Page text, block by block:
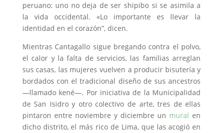
peruano: uno no deja de ser shipibo si se asimila a
la vida occidental. «Lo importante es llevar la
identidad en el corazón”, dicen.
Mientras Cantagallo sigue bregando contra el polvo,
el calor y la falta de servicios, las familias arreglan
sus casas, las mujeres vuelven a producir bisutería y
bordados con el tradicional diseño de sus ancestros
—llamado kené—. Por iniciativa de la Municipalidad
de San Isidro y otro colectivo de arte, tres de ellas
pintaron entre noviembre y diciembre un mural en
dicho distrito, el más rico de Lima, que las acogió en